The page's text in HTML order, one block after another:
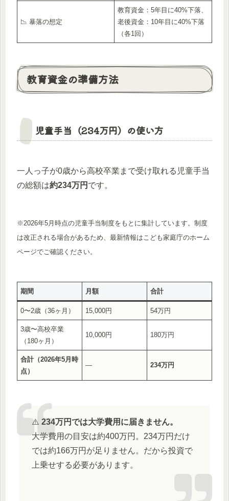
📉 暴落の想定
教育資金：5年目に40%下落、
老後資金：10年目に40%下落
（各1回）
教育資金の準備方法
児童手当（234万円）の使い方
一人っ子が0歳から高校卒業まで受け取れる児童手当
の総額は約234万円 です。
※2026年5月時点の児童手当制度をもとに集計しています。制度
は改正される場合があるため、最新情報はこども家庭庁のホーム
ページでご確認ください。
期間 月額 合計
0〜2歳（36ヶ月） 15,000円 54万円
3歳〜高校卒業
（180ヶ月）
10,000円 180万円
合計（2026年5月時
点）
— 234万円
⚠️ 234万円では大学費用に届きません。
大学費用の目安は約400万円。234万円だけ
では約166万円が足りません。だから投資で
上乗せする必要があります。